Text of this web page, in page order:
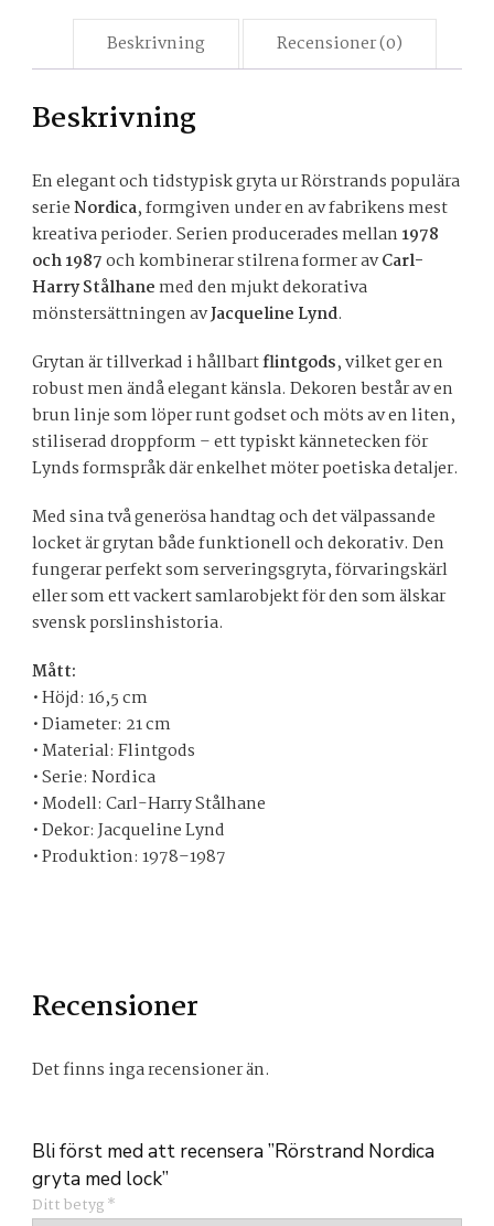
Beskrivning Recensioner (0)
Beskrivning
En elegant och tidstypisk gryta ur Rörstrands populära
serieNordica, formgiven under en av fabrikens mest
kreativa perioder. Serien producerades mellan 1978
och 1987och kombinerar stilrena former avCarl-
Harry Stålhanemed den mjukt dekorativa
mönstersättningen avJacqueline Lynd.
Grytan är tillverkad i hållbartflintgods, vilket ger en
robust men ändå elegant känsla. Dekoren består av en
brun linje som löper runt godset och möts av en liten,
stiliserad droppform – ett typiskt kännetecken för
Lynds formspråk där enkelhet möter poetiska detaljer.
Med sina två generösa handtag och det välpassande
locket är grytan både funktionell och dekorativ. Den
fungerar perfekt som serveringsgryta, förvaringskärl
eller som ett vackert samlarobjekt för den som älskar
svensk porslinshistoria.
Mått:
• Höjd: 16,5 cm
• Diameter: 21 cm
• Material: Flintgods
• Serie: Nordica
• Modell: Carl-Harry Stålhane
• Dekor: Jacqueline Lynd
• Produktion: 1978–1987
Recensioner
Det finns inga recensioner än.
Bli först med att recensera ”Rörstrand Nordica
gryta med lock”
Ditt betyg*